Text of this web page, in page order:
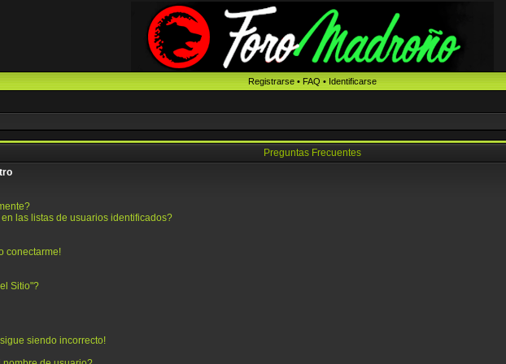
Registrarse•FAQ•Identificarse
Preguntas Frecuentes
las listas de usuarios identificados?
conectarme!
Sitio"?
siendo incorrecto!